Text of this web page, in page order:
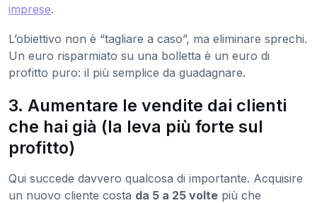
imprese.
L’obiettivo non è “tagliare a caso”, ma eliminare sprechi.
Un euro risparmiato su una bolletta è un euro di
profitto puro: il più semplice da guadagnare.
3. Aumentare le vendite dai clienti
che hai già (la leva più forte sul
profitto)
Qui succede davvero qualcosa di importante. Acquisire
un nuovo cliente costa da 5 a 25 volte più che